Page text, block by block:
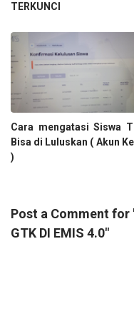
TERKUNCI
Cara mengatasi Siswa
Bisa di Luluskan ( Akun
)
Post a Comment for
GTK DI EMIS 4.0"